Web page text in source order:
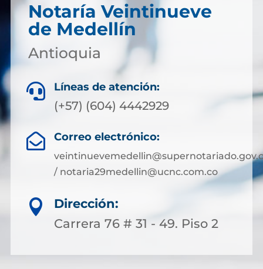
Notaría Veintinueve
de Medellín
Antioquia
 Líneas de atención:
(+57) (604) 4442929
 Correo electrónico:
/ notaria29medellin@ucnc.com.co

Dirección:
Carrera 76 # 31 - 49. Piso 2